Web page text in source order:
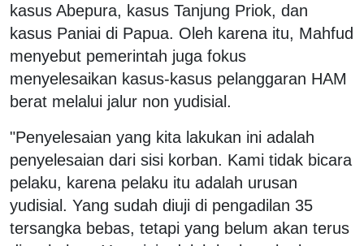
kasus Abepura, kasus Tanjung Priok, dan
kasus Paniai di Papua. Oleh karena itu, Mahfud
menyebut pemerintah juga fokus
menyelesaikan kasus-kasus pelanggaran HAM
berat melalui jalur non yudisial.
"Penyelesaian yang kita lakukan ini adalah
penyelesaian dari sisi korban. Kami tidak bicara
pelaku, karena pelaku itu adalah urusan
yudisial. Yang sudah diuji di pengadilan 35
tersangka bebas, tetapi yang belum akan terus